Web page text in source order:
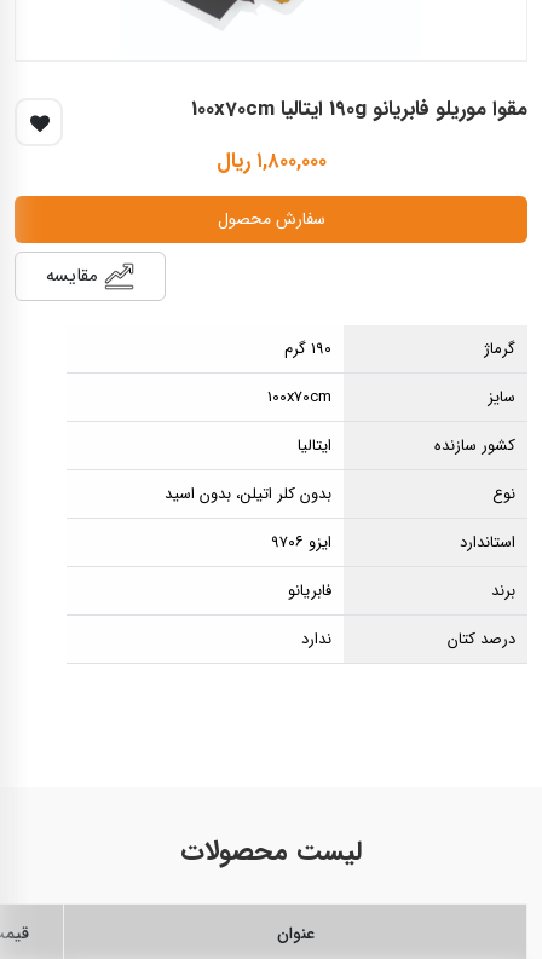
مقوا موریلو فابریانو 190g ایتالیا 100x70cm
۱,۸۰۰,۰۰۰ ریال
سفارش محصول
مقایسه
گرماژ
۱۹۰ گرم
سایز
100x70cm
کشور سازنده
ایتالیا
نوع
بدون کلر اتیلن، بدون اسید
استاندارد
ایزو ۹۷۰۶
برند
فابریانو
درصد کتان
ندارد
لیست محصولات
عنوان